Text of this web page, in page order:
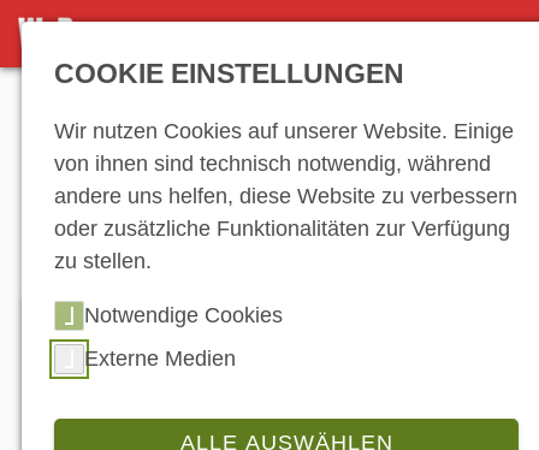
TESTRIDES
Testrides
COOKIE EINSTELLUNGEN
Wir nutzen Cookies auf unserer Website. Einige
von ihnen sind technisch notwendig, während
andere uns helfen, diese Website zu verbessern
oder zusätzliche Funktionalitäten zur Verfügung
zu stellen.
Notwendige Cookies
Externe Medien
ALLE AUSWÄHLEN